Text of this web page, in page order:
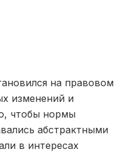
на правовом
изменений и
чтобы нормы
абстрактными
в интересах